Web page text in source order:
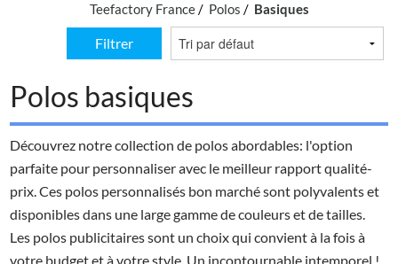
Teefactory France Polos Basiques
Filtrer
Polos basiques
Découvrez notre collection de polos abordables: l'option
parfaite pour personnaliser avec le meilleur rapport qualité-
prix. Ces polos personnalisés bon marché sont polyvalents et
disponibles dans une large gamme de couleurs et de tailles.
Les polos publicitaires sont un choix qui convient à la fois à
votre budget et à votre style. Un incontournable intemporel !